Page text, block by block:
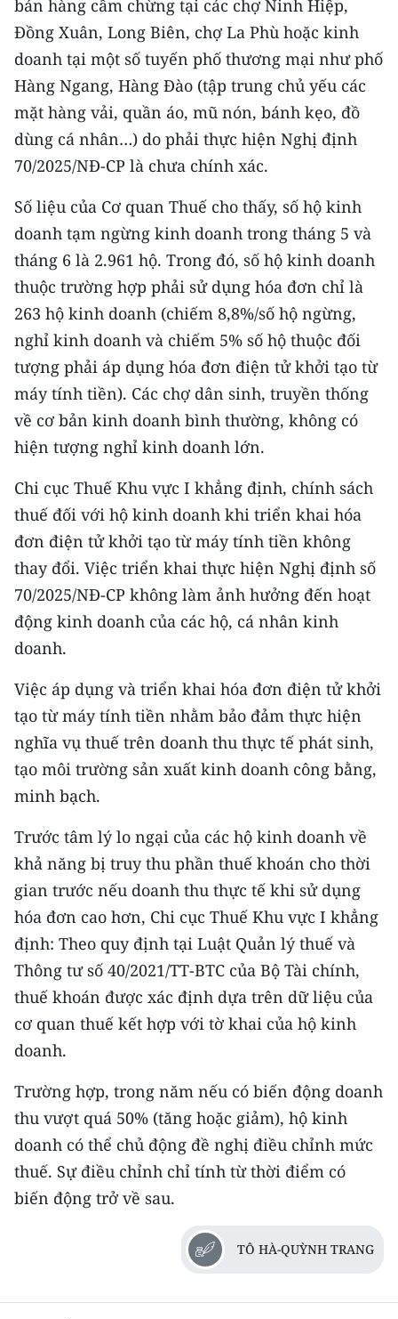
ENGLISH
中文
FRANÇAIS
РУССКИЙ
한국어
bán hàng cầm chừng tại các chợ Ninh Hiệp,
Đồng Xuân, Long Biên, chợ La Phù hoặc kinh
doanh tại một số tuyến phố thương mại như phố
Hàng Ngang, Hàng Đào (tập trung chủ yếu các
mặt hàng vải, quần áo, mũ nón, bánh kẹo, đồ
dùng cá nhân…) do phải thực hiện Nghị định
70/2025/NĐ-CP là chưa chính xác.
Số liệu của Cơ quan Thuế cho thấy, số hộ kinh
doanh tạm ngừng kinh doanh trong tháng 5 và
tháng 6 là 2.961 hộ. Trong đó, số hộ kinh doanh
thuộc trường hợp phải sử dụng hóa đơn chỉ là
263 hộ kinh doanh (chiếm 8,8%/số hộ ngừng,
nghỉ kinh doanh và chiếm 5% số hộ thuộc đối
tượng phải áp dụng hóa đơn điện tử khởi tạo từ
máy tính tiền). Các chợ dân sinh, truyền thống
về cơ bản kinh doanh bình thường, không có
hiện tượng nghỉ kinh doanh lớn.
Chi cục Thuế Khu vực I khẳng định, chính sách
thuế đối với hộ kinh doanh khi triển khai hóa
đơn điện tử khởi tạo từ máy tính tiền không
thay đổi. Việc triển khai thực hiện Nghị định số
70/2025/NĐ-CP không làm ảnh hưởng đến hoạt
động kinh doanh của các hộ, cá nhân kinh
doanh.
Việc áp dụng và triển khai hóa đơn điện tử khởi
tạo từ máy tính tiền nhằm bảo đảm thực hiện
nghĩa vụ thuế trên doanh thu thực tế phát sinh,
tạo môi trường sản xuất kinh doanh công bằng,
minh bạch.
Trước tâm lý lo ngại của các hộ kinh doanh về
khả năng bị truy thu phần thuế khoán cho thời
gian trước nếu doanh thu thực tế khi sử dụng
hóa đơn cao hơn, Chi cục Thuế Khu vực I khẳng
định: Theo quy định tại Luật Quản lý thuế và
Thông tư số 40/2021/TT-BTC của Bộ Tài chính,
thuế khoán được xác định dựa trên dữ liệu của
cơ quan thuế kết hợp với tờ khai của hộ kinh
doanh.
Trường hợp, trong năm nếu có biến động doanh
thu vượt quá 50% (tăng hoặc giảm), hộ kinh
doanh có thể chủ động đề nghị điều chỉnh mức
thuế. Sự điều chỉnh chỉ tính từ thời điểm có
biến động trở về sau.
TÔ HÀ-QUỲNH TRANG